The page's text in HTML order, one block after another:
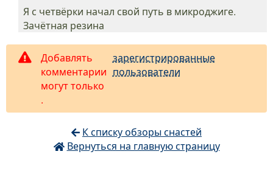
Я с четвёрки начал свой путь в микроджиге.
Зачётная резина
Добавлять
комментарии
могут только
зарегистрированные
пользователи
.
К списку обзоры снастей
Вернуться на главную страницу